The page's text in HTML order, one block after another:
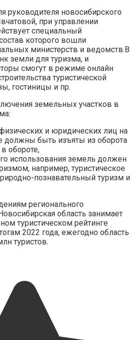
руководителя новосибирского
при управлении
специальный
которого вошли
министерств и ведомств.В
земли для туризма, и
смогут в режиме онлайн
туристической
гостиницы и пр.
земельных участков в
и юридических лиц на
должны быть изъяты из оборота
обороте,
использования земель должен
например, туристическое
познавательный туризм и
регионального
область занимает
туристическом рейтинге
2022 года, ежегодно область
туристов.